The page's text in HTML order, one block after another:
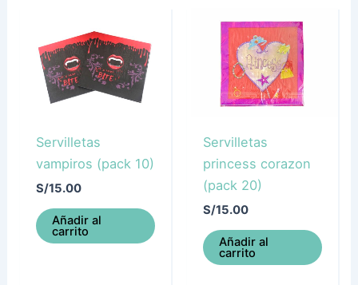
Servilletas
vampiros (pack 10)
S/15.00
Añadir al
carrito
Servilletas
princess corazon
(pack 20)
S/15.00
Añadir al
carrito